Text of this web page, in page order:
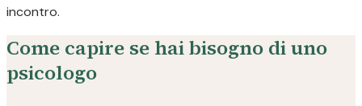
incontro.
Come capire se hai bisogno di uno
psicologo